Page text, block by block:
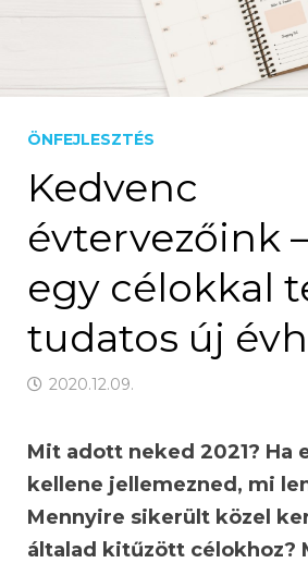
ÖNFEJLESZTÉS
Kedvenc
évtervezőink
egy célokkal
tudatos új
2020.12.09.
Mit adott neked 2021? Ha
kellene jellemezned, mi
Mennyire sikerült közel
általad kitűzött célokhoz?